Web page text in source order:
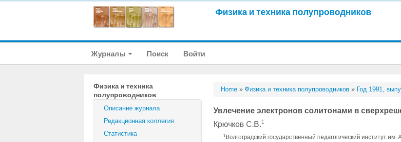
Физика и техника полупроводников
Журналы Поиск Войти
Физика и техника
полупроводников
Описание журнала
Редакционная коллегия
Статистика
Home »Физика и техника полупроводников » Год 1991,
Увлечение электронов солитонами в
Крючков С.В.1
1 Волгоградский государственный педагогический институт